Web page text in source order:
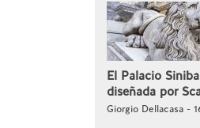
El Palacio
diseñada por
Giorgio Dellacasa -